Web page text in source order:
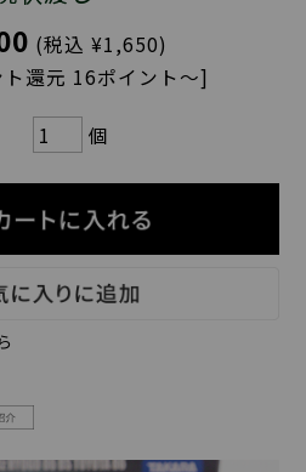
(税込 ¥1,650)
還元 16ポイント～]
個